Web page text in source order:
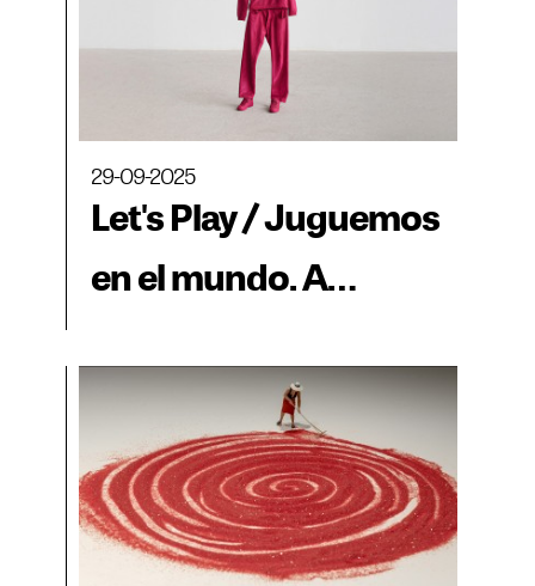
29-09-2025
Let's Play / Juguemos
en el mundo. A